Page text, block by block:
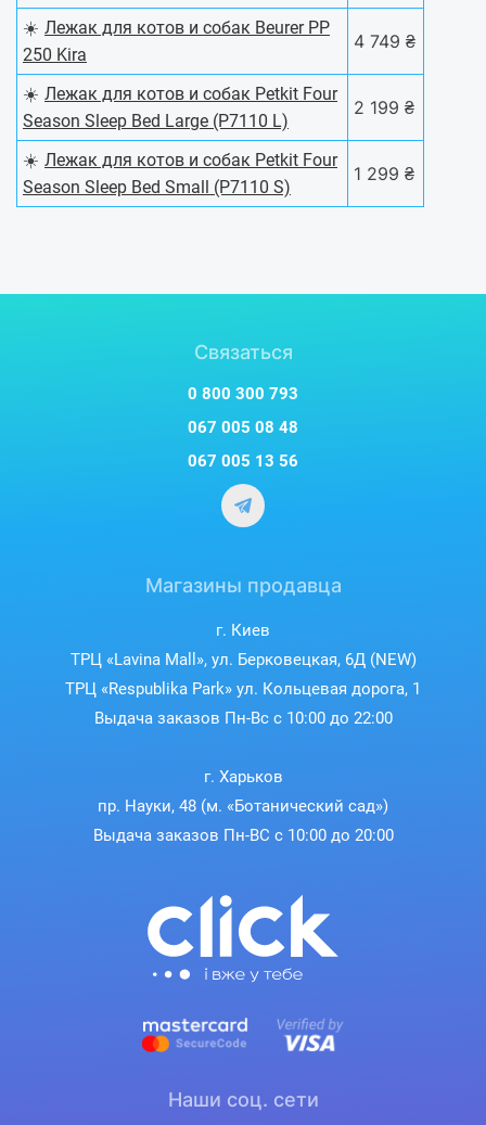
☀️ Лежак для котов и собак Beurer PP
250 Kira
4 749 ₴
☀️ Лежак для котов и собак Petkit Four
Season Sleep Bed Large (P7110 L)
2 199 ₴
☀️ Лежак для котов и собак Petkit Four
Season Sleep Bed Small (P7110 S)
1 299 ₴
Связаться
0 800 300 793
067 005 08 48
067 005 13 56
Магазины продавца
г. Киев
ТРЦ «Lavina Mall», ул. Берковецкая, 6Д (NEW)
ТРЦ «Respublika Park» ул. Кольцевая дорога, 1
Выдача заказов Пн-Вс с 10:00 до 22:00
г. Харьков
пр. Науки, 48 (м. «Ботанический сад»)
Выдача заказов Пн-ВС с 10:00 до 20:00
Наши соц. сети